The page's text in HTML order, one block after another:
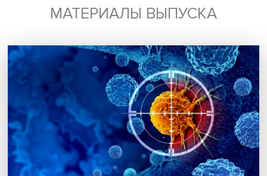
МАТЕРИАЛЫ ВЫПУСКА